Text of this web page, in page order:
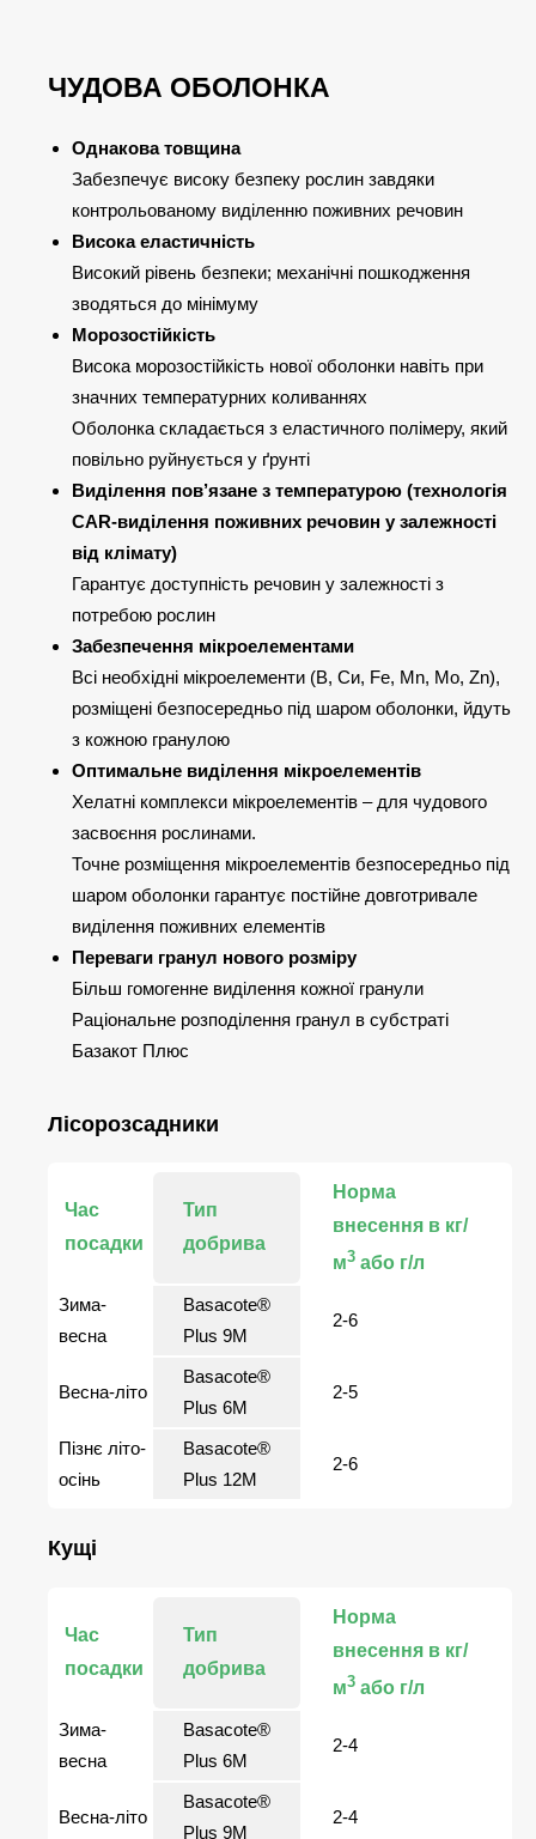
ЧУДОВА ОБОЛОНКА
Однакова товщина
Забезпечує високу безпеку рослин завдяки
контрольованому виділенню поживних речовин
Висока еластичність
Високий рівень безпеки; механічні пошкодження
зводяться до мінімуму
Морозостійкість
Висока морозостійкість нової оболонки навіть при
значних температурних коливаннях
Оболонка складається з еластичного полімеру, який
повільно руйнується у ґрунті
Виділення пов’язане з температурою (технологія
CAR-виділення поживних речовин у залежності
від клімату)
Гарантує доступність речовин у залежності з
потребою рослин
Забезпечення мікроелементами
Всі необхідні мікроелементи (В, Си, Fe, Mn, Mo, Zn),
розміщені безпосередньо під шаром оболонки, йдуть
з кожною гранулою
Оптимальне виділення мікроелементів
Хелатні комплекси мікроелементів – для чудового
засвоєння рослинами.
Точне розміщення мікроелементів безпосередньо під
шаром оболонки гарантує постійне довготривале
виділення поживних елементів
Переваги гранул нового розміру
Більш гомогенне виділення кожної гранули
Раціональне розподілення гранул в субстраті
Базакот Плюс
Лісорозсадники
Час
посадки
Тип
добрива
Норма
внесення в кг/
м3 або г/л
Зима-
весна
Basacote®
Plus 9М
2-6
Весна-літо
Basacote®
Plus 6М
2-5
Пізнє літо-
осінь
Basacote®
Plus 12M
2-6
Кущі
Час
посадки
Тип
добрива
Норма
внесення в кг/
м3 або г/л
Зима-
весна
Basacote®
Plus 6М
2-4
Весна-літо
Basacote®
Plus 9М
2-4